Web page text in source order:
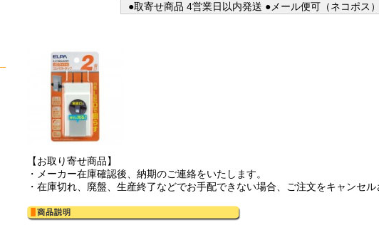
●取寄せ商品 4営業日以内発送 ●メール便可（ネコポス
【お取り寄せ商品】
・メーカー在庫確認後、納期のご連絡をいたします。
・在庫切れ、廃盤、生産終了などでお手配できない場合、ご注文をキャンセ